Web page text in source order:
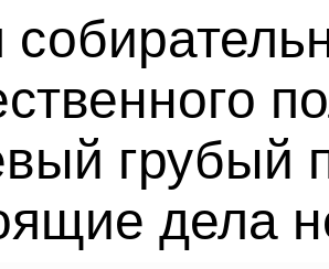
грубый
дела